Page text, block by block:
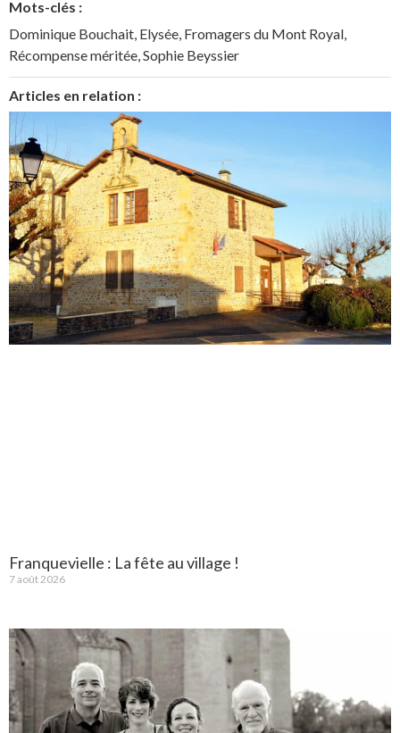
Mots-clés :
Dominique Bouchait, Elysée, Fromagers du Mont Royal,
Récompense méritée,Sophie Beyssier
Articles en relation :
Franquevielle : La fête au village !
7 août 2026